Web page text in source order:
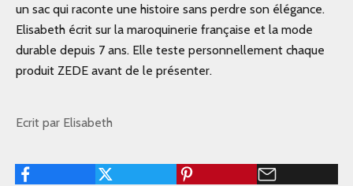
un sac qui raconte une histoire sans perdre son élégance.
Elisabeth écrit sur la maroquinerie française et la mode
durable depuis 7 ans. Elle teste personnellement chaque
produit ZEDE avant de le présenter.
Ecrit par Elisabeth